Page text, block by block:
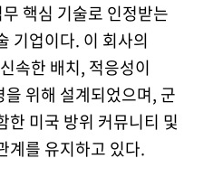
핵심 기술로 인정받는
기업이다. 이 회사의
속한 배치, 적응성이
위해 설계되었으며, 군
한 미국 방위 커뮤니티 및
계를 유지하고 있다.